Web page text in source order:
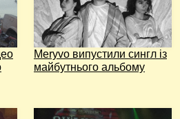
Meryvo випустили сингл із
майбутнього альбому